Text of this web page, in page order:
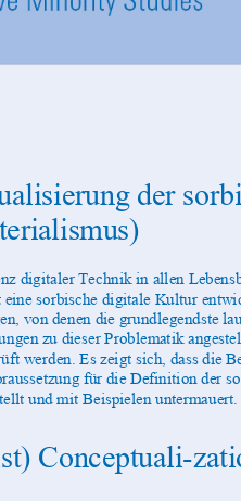
der
digitaler Technik in allen
sorbische digitale Kultur
von denen die grundlegendste
zu dieser Problematik
werden. Es zeigt sich, dass die
für die Definition der
und mit Beispielen untermauert.